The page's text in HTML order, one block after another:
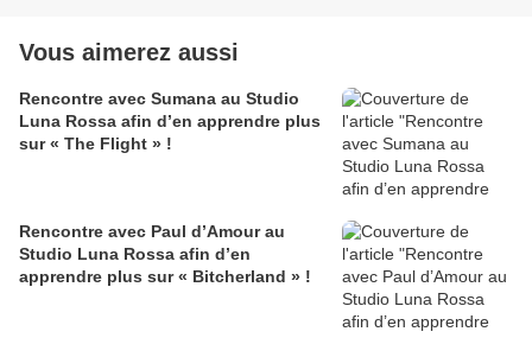
Vous aimerez aussi
Rencontre avec Sumana au Studio
Luna Rossa afin d’en apprendre plus
sur « The Flight » !
Rencontre avec Paul d’Amour au
Studio Luna Rossa afin d’en
apprendre plus sur « Bitcherland » !